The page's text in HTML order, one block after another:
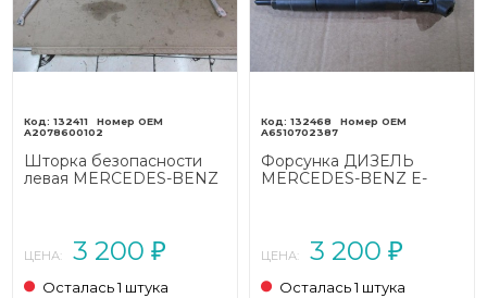
132411
A2078600102
Шторка безопасности
левая MERCEDES-BENZ
ЦЕНА: 3 200 ₽
Осталась 1 штука
132468
A6510702387
Форсунка ДИЗЕЛЬ
MERCEDES-BENZ E-
ЦЕНА: 3 200 ₽
Осталась 1 штука